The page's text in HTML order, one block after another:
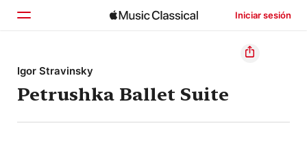
Iniciar sesión
Inicio
Explorar
Buscar
Igor Stravinsky
Petrushka Ballet Suite